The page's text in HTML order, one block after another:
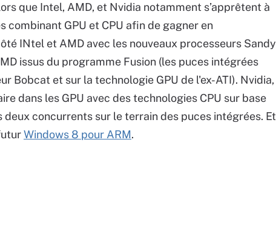
que Intel, AMD, et Nvidia notamment s’apprêtent à
combinant GPU et CPU afin de gagner en
INtel et AMD avec les nouveaux processeurs Sandy
issus du programme Fusion (les puces intégrées
Bobcat et sur la technologie GPU de l'ex-ATI). Nvidia,
dans les GPU avec des technologies CPU sur base
concurrents sur le terrain des puces intégrées. Et
Windows 8 pour ARM.